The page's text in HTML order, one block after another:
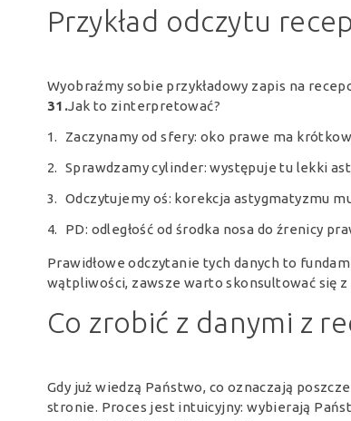
Przykład odczytu
Wyobraźmy sobie przykładowy zapis na
31.Jak to zinterpretować?
Zaczynamy od sfery: oko prawe ma
Sprawdzamy cylinder: występuje tu lekki
Odczytujemy oś: korekcja astygmatyzmu
PD: odległość od środka nosa do źrenicy
Prawidłowe odczytanie tych danych to
wątpliwości, zawsze warto skonsultować się
Co zrobić z danymi z
Gdy już wiedzą Państwo, co oznaczają
stronie. Proces jest intuicyjny: wybierają